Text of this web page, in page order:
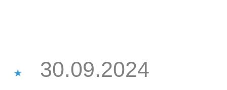
30.09.2024